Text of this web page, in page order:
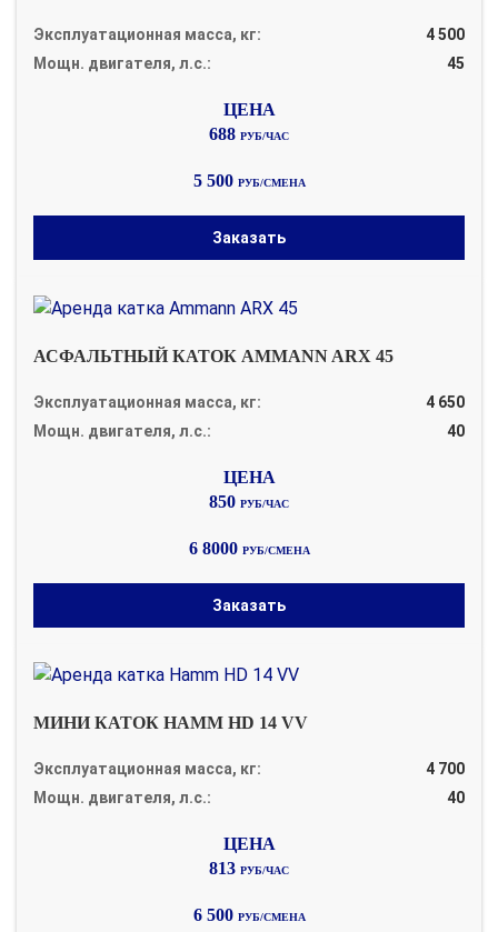
Эксплуатационная масса, кг:
4 500
Мощн. двигателя, л.с.:
45
688 РУБ/ЧАС
5 500 РУБ/СМЕНА
Заказать
АСФАЛЬТНЫЙ КАТОК AMMANN ARX 45
Эксплуатационная масса, кг:
4 650
Мощн. двигателя, л.с.:
40
850 РУБ/ЧАС
6 8000 РУБ/СМЕНА
Заказать
МИНИ КАТОК HAMM HD 14 VV
Эксплуатационная масса, кг:
4 700
Мощн. двигателя, л.с.:
40
813 РУБ/ЧАС
6 500 РУБ/СМЕНА